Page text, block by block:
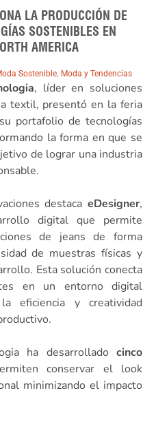
LA PRODUCCIÓN DE
SOSTENIBLES EN
AMERICA
Sostenible, Moda y Tendencias
, líder en soluciones
textil, presentó en la feria
su portafolio de tecnologías
la forma en que se
de lograr una industria
destaca eDesigner,
digital que permite
de jeans de forma
de muestras físicas y
Esta solución conecta
en un entorno digital
eficiencia y creatividad
ha desarrollado cinco
conservar el look
minimizando el impacto